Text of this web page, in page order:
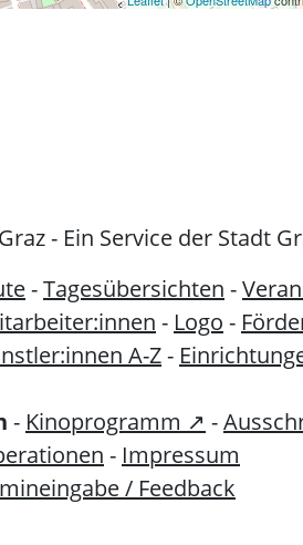
- Ein Service der Stadt
-Tagesübersichten -
- Logo -
A-Z-
- Kinoprogramm ↗ -
- Impressum
/ Feedback